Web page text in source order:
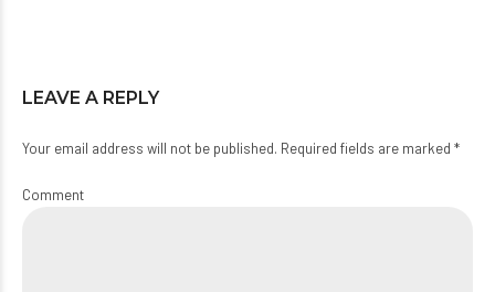
LEAVE A REPLY
Your email address will not be published. Required fields are marked *
Comment